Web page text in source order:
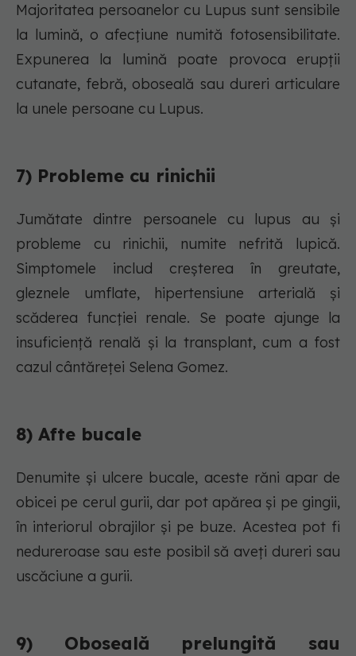
Majoritatea persoanelor cu Lupus sunt sensibile
la lumină, o afecțiune numită fotosensibilitate.
Expunerea la lumină poate provoca erupții
cutanate, febră, oboseală sau dureri articulare
la unele persoane cu Lupus.
7) Probleme cu rinichii
Jumătate dintre persoanele cu lupus au și
probleme cu rinichii, numite nefrită lupică.
Simptomele includ creșterea în greutate,
gleznele umflate, hipertensiune arterială și
scăderea funcției renale. Se poate ajunge la
insuficiență renală și la transplant, cum a fost
cazul cântăreței Selena Gomez.
8) Afte bucale
Denumite și ulcere bucale, aceste răni apar de
obicei pe cerul gurii, dar pot apărea și pe gingii,
în interiorul obrajilor și pe buze. Acestea pot fi
nedureroase sau este posibil să aveți dureri sau
uscăciune a gurii.
9) Oboseală prelungită sau